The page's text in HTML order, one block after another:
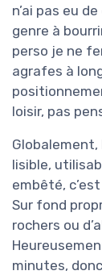
n’ai pas eu
genre à
perso je ne
agrafes à
loisir, pas
lisible,
embêté,
Sur fond
rochers ou
minutes,